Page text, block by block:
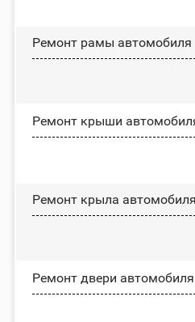
Ремонт рамы автомобиля
Ремонт крыши
Ремонт крыла автомобиля
Ремонт двери автомобиля